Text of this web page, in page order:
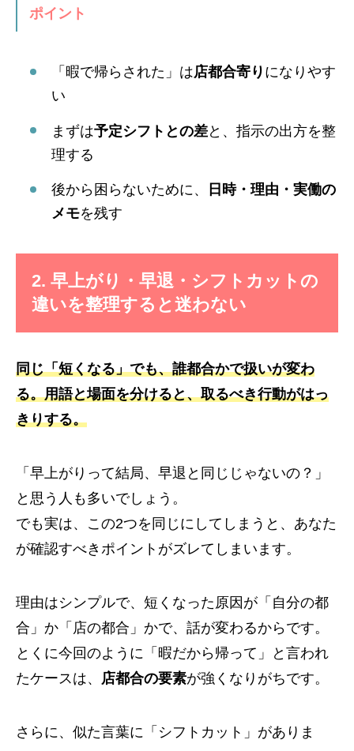
ポイント
「暇で帰らされた」は店都合寄り になりやす
い
まずは予定シフトとの差と、指示の出方を整
理する
後から困らないために、
日時・理由・実働の
メモを残す
2. 早上がり・早退・シフトカットの
違いを整理すると迷わない
同じ「短くなる」でも、誰都合かで扱いが変わ
る。用語と場面を分けると、取るべき行動がはっ
きりする。
「早上がりって結局、早退と同じじゃないの？」
と思う人も多いでしょう。
でも実は、この2つを同じにしてしまうと、あなた
が確認すべきポイントがズレてしまいます。
理由はシンプルで、短くなった原因が「自分の都
合」か「店の都合」かで、話が変わるからです。
とくに今回のように「暇だから帰って」と言われ
たケースは、 店都合の要素が強くなりがちです。
さらに、似た言葉に「シフトカット」がありま